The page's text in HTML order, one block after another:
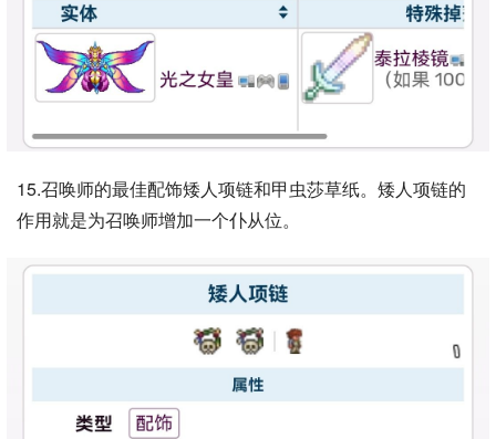
15.召唤师的最佳配饰矮人项链和甲虫莎草纸。矮人项链的
作用就是为召唤师增加一个仆从位。